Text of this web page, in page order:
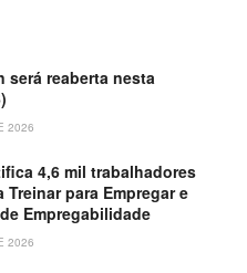
será reaberta nesta
2026
4,6 mil trabalhadores
Treinar para Empregar e
Empregabilidade
2026